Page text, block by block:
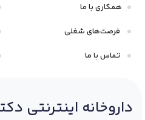
همکاری با ما
فرصت‌های شغلی
تماس با ما
داروخانه اینترنتی